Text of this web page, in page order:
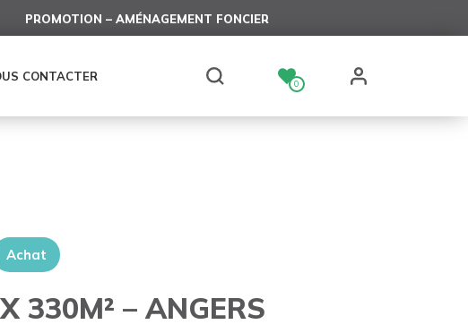
PROMOTION – AMÉNAGEMENT FONCIER
CONTACTER 0
Achat
330M² – ANGERS